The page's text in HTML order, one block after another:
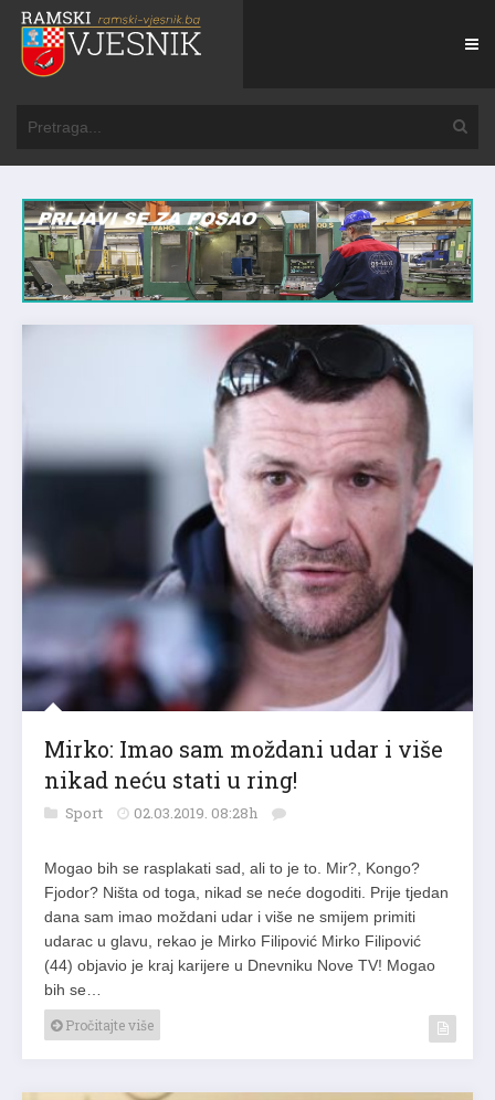
Mirko: Imao sam moždani udar i više
nikad neću stati u ring!
Sport 02.03.2019. 08:28h
Mogao bih se rasplakati sad, ali to je to. Mir?, Kongo?
Fjodor? Ništa od toga, nikad se neće dogoditi. Prije tjedan
dana sam imao moždani udar i više ne smijem primiti
udarac u glavu, rekao je Mirko Filipović Mirko Filipović
(44) objavio je kraj karijere u Dnevniku Nove TV! Mogao
bih se…
Pročitajte više